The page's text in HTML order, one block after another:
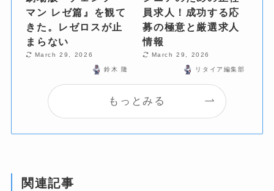
マン レゼ篇』を観て
きた。レゼロスが止
まらない
March 29, 2026
鈴木 隆
員求人！成功する応
募の極意と厳選求人
情報
March 29, 2026
リタイア編集部
もっとみる
関連記事